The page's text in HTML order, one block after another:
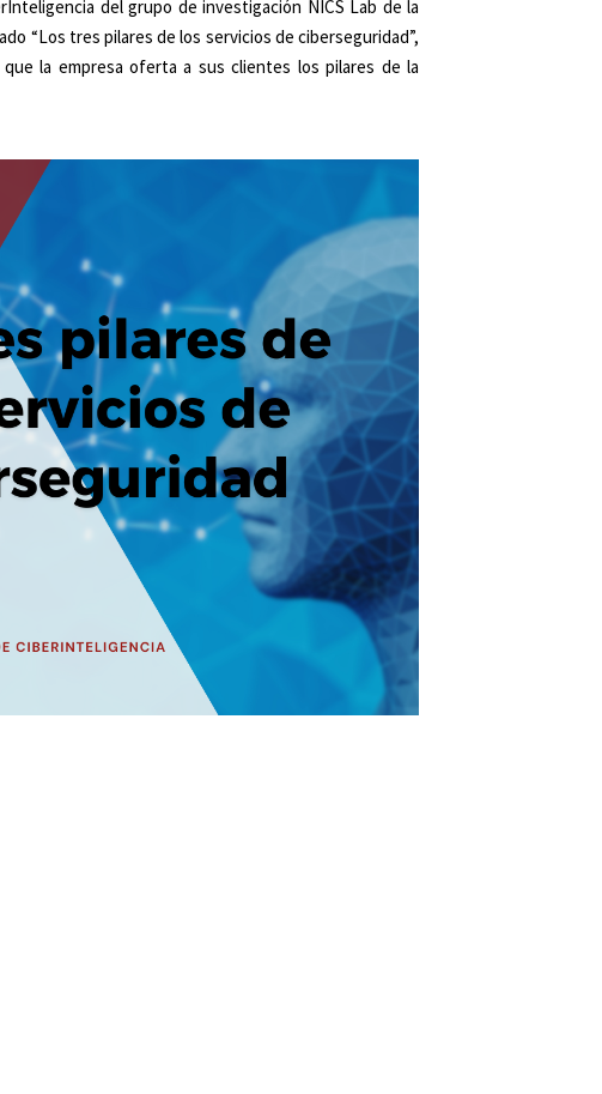
del grupo de investigación NICS Lab de la
“Los tres pilares de los servicios de ciberseguridad”,
la empresa oferta a sus clientes los pilares de la